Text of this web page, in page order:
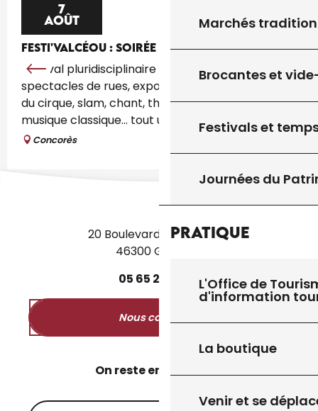
Marchés
Brocantes et
Festivals et
Journées du
Pratique
L'Office de
d'information
La boutique
Venir et se
7
AOÛT
FESTI'VALCÉOU : SOIRÉE D'OUVERTURE
Festival pluridisciplinaire avec des concerts,
spectacles de rues, expositions, balades contées,
du cirque, slam, chant, théâtre, et aussi de la
musique classique... tout un...
Concorès
20 Boulevard des Martyrs
46300 Gourdon
05 65 27 50
Nous contacter
On reste en contact ?